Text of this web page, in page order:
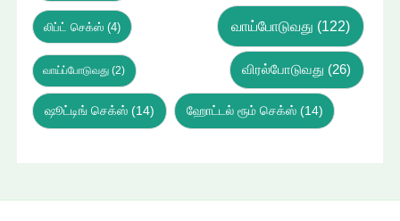
லிப்ட் செக்ஸ்(4) வாய்போடுவது (122)
வாய்ப்போடுவது (2) விரல்போடுவது (26)
ஷூட்டிங் செக்ஸ்(14) ஹோட்டல் ரூம் செக்ஸ்(14)